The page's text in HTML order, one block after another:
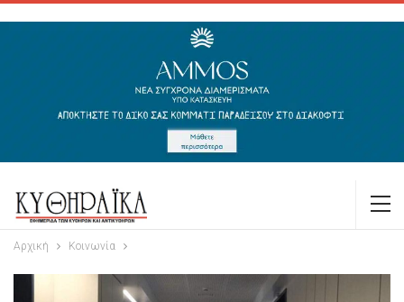
Αρχική Κοινωνία